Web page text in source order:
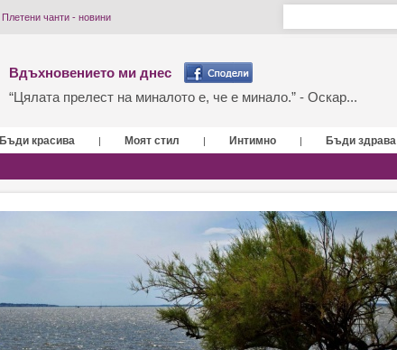
Плетени чанти - новини
Вдъхновението ми днес
“Цялата прелест на миналото е, че е минало.” - Оскар...
Бъди красива | Моят стил | Интимно | Бъди здрава